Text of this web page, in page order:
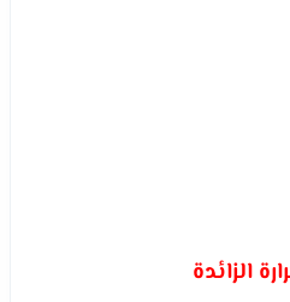
الزائدة